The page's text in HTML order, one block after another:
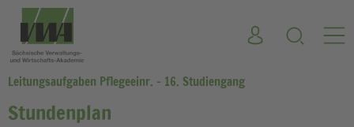
Leitungsaufgaben Pflegeeinr. - 16. Studiengang
Stundenplan